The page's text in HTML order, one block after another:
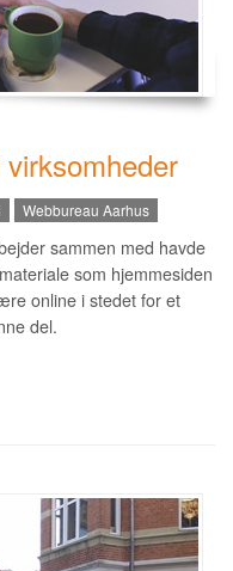
Webbureau Aarhus
sammen med havde
som hjemmesiden
online i stedet for et
del.